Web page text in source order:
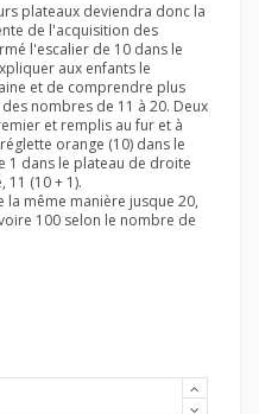
plateaux deviendra donc la
de l'acquisition des
l'escalier de 10 dans le
aux enfants le
et de comprendre plus
nombres de 11 à 20. Deux
et remplis au fur et à
orange (10) dans le
1 dans le plateau de droite
(10 + 1).
même manière jusque 20,
100 selon le nombre de